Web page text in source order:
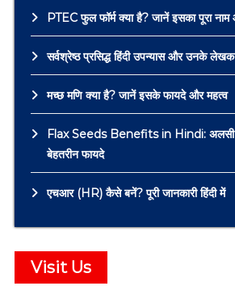
PTEC फुल फॉर्म क्या है? जानें इसका पूरा नाम
सर्वश्रेष्ठ प्रसिद्ध हिंदी उपन्यास और उनके लेखक
मच्छ मणि क्या है? जानें इसके फायदे और महत्व
Flax Seeds Benefits in Hindi: अलसी
बेहतरीन फायदे
एचआर (HR) कैसे बनें? पूरी जानकारी हिंदी में
Visit Us